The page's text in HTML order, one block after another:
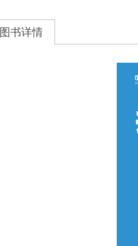
图书详情